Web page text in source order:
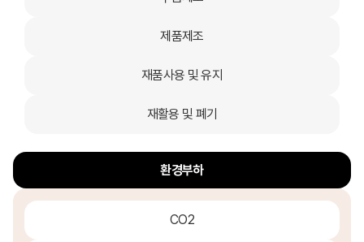
제품제조
재품사용 및 유지
재활용 및 폐기
환경부하
CO2